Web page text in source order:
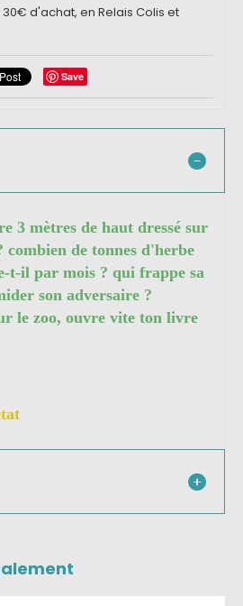
d'achat, en Relais Colis et
Save
3 mètres de haut dressé sur
combien de tonnes d'herbe
t-il par mois ? qui frappe sa
son adversaire ?
le zoo, ouvre vite ton livre